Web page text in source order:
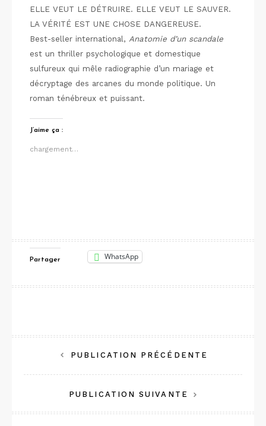
ELLE VEUT LE DÉTRUIRE. ELLE VEUT LE SAUVER.
LA VÉRITÉ EST UNE CHOSE DANGEREUSE.
Best-seller international, Anatomie d’un scandale
est un thriller psychologique et domestique
sulfureux qui mêle radiographie d’un mariage et
décryptage des arcanes du monde politique. Un
roman ténébreux et puissant.
J’aime ça :
chargement…
Partager WhatsApp
Navigation
de
l’article
PUBLICATION PRÉCÉDENTE
PUBLICATION SUIVANTE